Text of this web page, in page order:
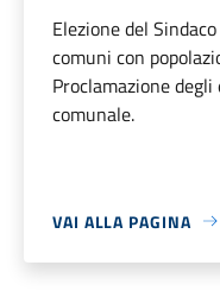
Elezione del
comuni con
Proclamazione
comunale.
VAI ALLA PAGINA